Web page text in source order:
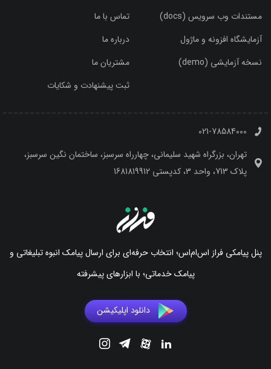
مستندات وب سرویس (docs)
آزمایشگاه افزونه و ماژول
نسخه آزمایشی (demo)
تماس با ما
درباره ما
مشتریان ما
ثبت پیشنهادت و شکایات
021-78584000
تهران، بزرگراه شهید سلیمانی، چهارراه سرسبز، ساختمان نگین سرسبز،
پلاک 713، واحد 3، کدپستی 1681819912
پنل پیامکی فراز اس‌ام‌اس؛ انتخاب حرفه‌ای برای ارسال پیامک انبوه تبلیغاتی و
پیامک خدماتی؛ با ابزارهای پیشرفته
دانلود اپلیکیشن